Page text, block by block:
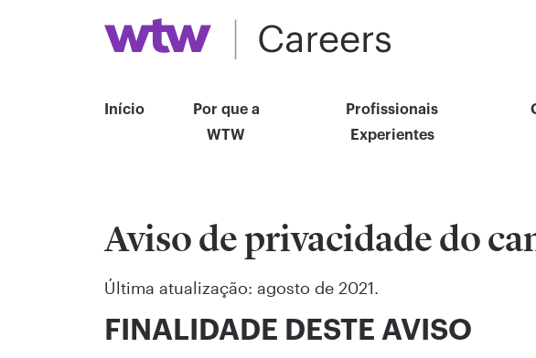
Início
Por que a
WTW
Profissionais
Experientes
Aviso de privacidade do
Última atualização: agosto de 2021.
FINALIDADE DESTE AVISO